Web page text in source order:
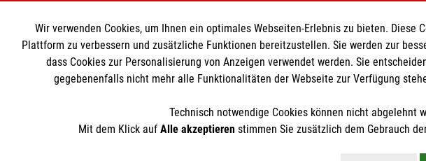
Wir verwenden Cookies, um Ihnen ein optimales Webseiten-Erlebnis zu bieten.
Plattform zu verbessern und zusätzliche Funktionen bereitzustellen. Sie werden zur
dass Cookies zur Personalisierung von Anzeigen verwendet werden. Sie
gegebenenfalls nicht mehr alle Funktionalitäten der Webseite zur Verfügung
Technisch notwendige Cookies können nicht abgelehnt
Mit dem Klick auf Alle akzeptieren stimmen Sie zusätzlich dem Gebrauch